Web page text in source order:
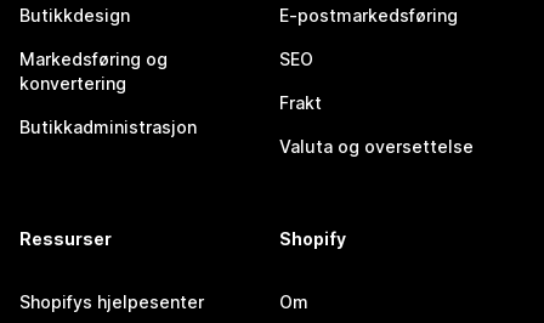
Butikkdesign
Markedsføring og
konvertering
Butikkadministrasjon
E-postmarkedsføring
SEO
Frakt
Valuta og oversettelse
Ressurser
Shopifys hjelpesenter
Shopify
Om